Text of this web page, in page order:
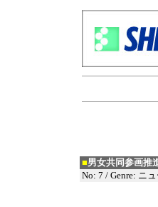
■男女共同参画推
No: 7 / Genre: ニ